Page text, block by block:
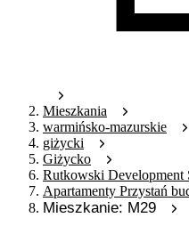
Mieszkania
warmińsko-mazurskie
giżycki
Giżycko
Rutkowski Development
Apartamenty Przystań
Mieszkanie: M29